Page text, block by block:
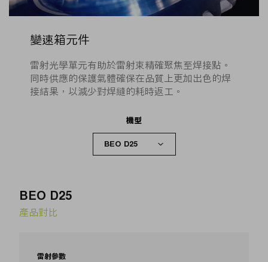
變速箱元件
雷射光學單元有助於雷射束精確聚焦至焊接點。
同時供應的保護氣體確保在品質上更加出色的焊
接結果，以減少對焊縫的耗時返工。
機型
BEO D25
產品對比
雷射參數